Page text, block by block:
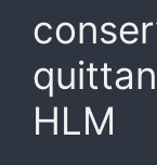
HLM